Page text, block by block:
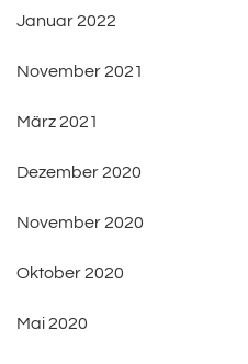
Januar 2022
November 2021
März 2021
Dezember 2020
November 2020
Oktober 2020
Mai 2020